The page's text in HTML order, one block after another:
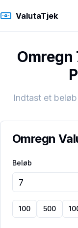
ValutaTjek
Omregn
Indtast et
Omregn
Beløb
100 500